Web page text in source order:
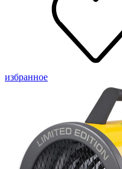
избранное